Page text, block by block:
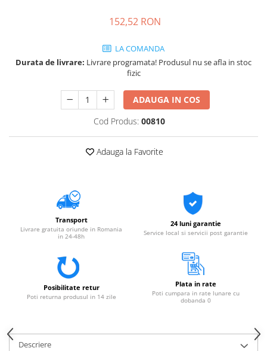
152,52 RON
LA COMANDA
Durata de livrare: Livrare programata! Produsul nu se afla in stoc
fizic
ADAUGA IN COS
Cod Produs: 00810
Adauga la Favorite
Transport
Livrare gratuita oriunde in Romania
in 24-48h
24 luni garantie
Service local si servicii post garantie
Posibilitate retur
Poti returna produsul in 14 zile
Plata in rate
Poti cumpara in rate lunare cu
dobanda 0
Descriere